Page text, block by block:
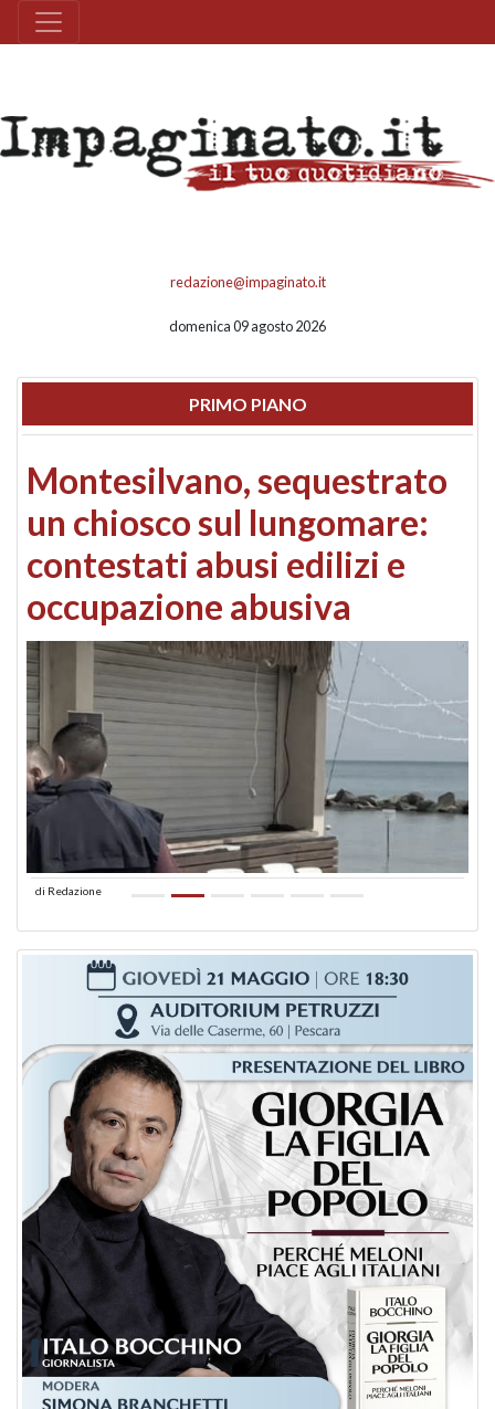
redazione@impaginato.it
domenica 09 agosto 2026
PRIMO PIANO
Montesilvano, sequestrato
un chiosco sul lungomare:
contestati abusi edilizi e
occupazione abusiva
di Redazione